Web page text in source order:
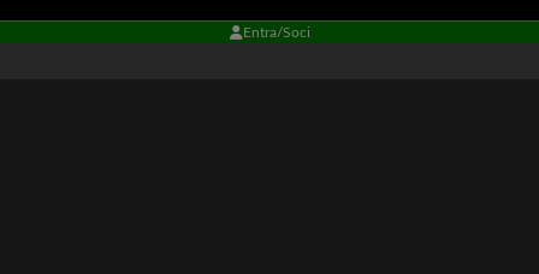
Entra/Soci